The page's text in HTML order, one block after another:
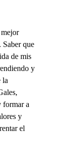
Saber que
de mis
y
la
formar a
y
el